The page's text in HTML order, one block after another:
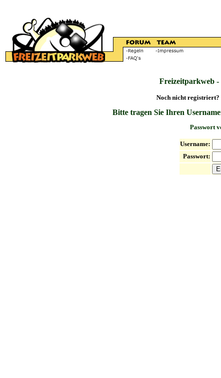
Freizeitparkweb
Noch nicht registriert?
Bitte tragen Sie Ihren
Passwort
Username:
Passwort: